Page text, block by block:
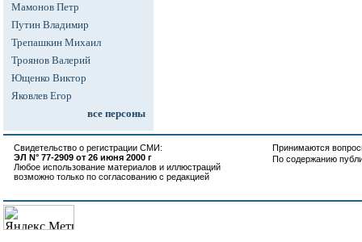
Мамонов Петр
Путин Владимир
Трепашкин Михаил
Троянов Валерий
Ющенко Виктор
Яковлев Егор
все персоны
Свидетельство о регистрации СМИ:
ЭЛ N° 77-2909 от 26 июня 2000 г
Любое использование материалов и иллюстраций
возможно только по согласованию с редакцией
Принимаются
По содержанию